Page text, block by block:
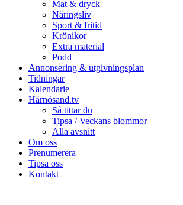
Mat & dryck
Näringsliv
Sport & fritid
Krönikor
Extra material
Podd
Annonsering & utgivningsplan
Tidningar
Kalendarie
Härnösand.tv
Så tittar du
Tipsa / Veckans blommor
Alla avsnitt
Om oss
Prenumerera
Tipsa oss
Kontakt